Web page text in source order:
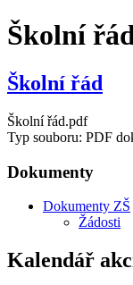
Školní
Školní řád
Školní řád.pdf
Typ souboru: PDF
Dokumenty
Dokumenty ZŠ
Žádosti
Kalendář